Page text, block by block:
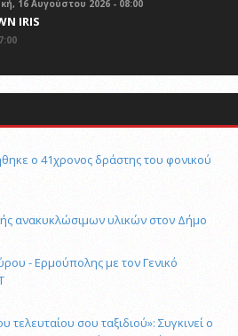
16 Αυγούστου 2026 - 08:00
IRIS
ο 41χρονος δράστης του φονικού
ανακυκλώσιμων υλικών στον Δήμο
- Ερμούπολης με τον Γενικό
τελευταίου σου ταξιδιού»: Συγκινεί ο